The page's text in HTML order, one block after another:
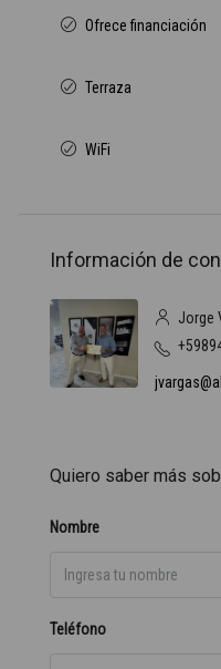
Ofrece financiación
Terraza
WiFi
Información de
Jorge
Quiero saber más
Nombre
Teléfono